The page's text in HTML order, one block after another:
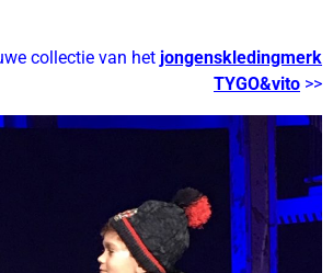
collectie van het jongenskledingmerk
TYGO&vito >>